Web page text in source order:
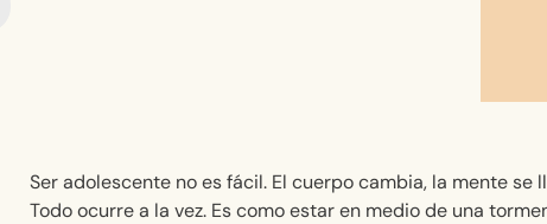
Ser adolescente no es fácil. El cuerpo cambia, la mente se
Todo ocurre a la vez. Es como estar en medio de una